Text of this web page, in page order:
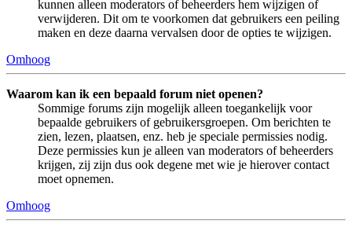
kunnen alleen moderators of beheerders hem wijzigen of
verwijderen. Dit om te voorkomen dat gebruikers een peiling
maken en deze daarna vervalsen door de opties te wijzigen.
Omhoog
Waarom kan ik een bepaald forum niet openen?
Sommige forums zijn mogelijk alleen toegankelijk voor
bepaalde gebruikers of gebruikersgroepen. Om berichten te
zien, lezen, plaatsen, enz. heb je speciale permissies nodig.
Deze permissies kun je alleen van moderators of beheerders
krijgen, zij zijn dus ook degene met wie je hierover contact
moet opnemen.
Omhoog